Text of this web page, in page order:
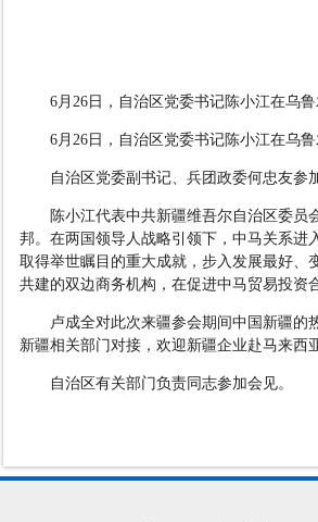
6月26日，自治区党委书记陈小江在乌
6月26日，自治区党委书记陈小江在乌
自治区党委副书记、兵团政委何忠友参
陈小江代表中共新疆维吾尔自治区委
邦。在两国领导人战略引领下，中马关系进
取得举世瞩目的重大成就，步入发展最好
共建的双边商务机构，在促进中马贸易投资
卢成全对此次来疆参会期间中国新疆
新疆相关部门对接，欢迎新疆企业赴马来
自治区有关部门负责同志参加会见。